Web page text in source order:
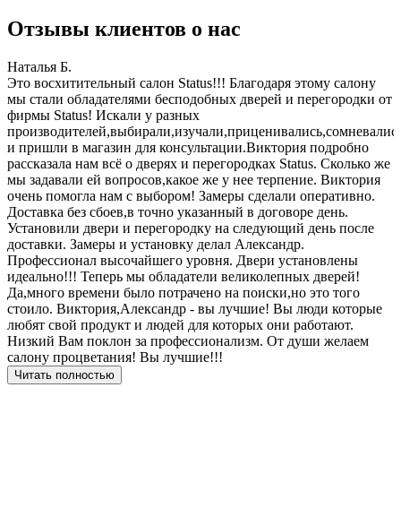
Отзывы клиентов о нас
Наталья Б.
Это восхитительный салон Status!!! Благодаря этому салону
мы стали обладателями бесподобных дверей и перегородки от
фирмы Status! Искали у разных
и пришли в магазин для консультации.Виктория подробно
рассказала нам всё о дверях и перегородках Status. Сколько же
мы задавали ей вопросов,какое же у нее терпение. Виктория
очень помогла нам с выбором! Замеры сделали оперативно.
Доставка без сбоев,в точно указанный в договоре день.
Установили двери и перегородку на следующий день после
доставки. Замеры и установку делал Александр.
Профессионал высочайшего уровня. Двери установлены
идеально!!! Теперь мы обладатели великолепных дверей!
Да,много времени было потрачено на поиски,но это того
стоило. Виктория,Александр - вы лучшие! Вы люди которые
любят свой продукт и людей для которых они работают.
Низкий Вам поклон за профессионализм. От души желаем
салону процветания! Вы лучшие!!!
Читать полностью